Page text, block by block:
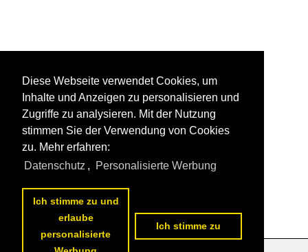
Diese Webseite verwendet Cookies, um
Inhalte und Anzeigen zu personalisieren und
Zugriffe zu analysieren. Mit der Nutzung
stimmen Sie der Verwendung von Cookies
zu. Mehr erfahren:
Datenschutz , Personalisierte Werbung
Ich stimme zu und
erlaube
personalisierte
Ich stimme zu